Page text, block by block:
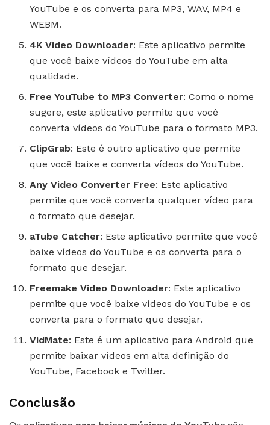
YouTube e os converta para MP3, WAV, MP4 e
WEBM.
4K Video Downloader: Este aplicativo permite
que você baixe vídeos do YouTube em alta
qualidade.
Free YouTube to MP3 Converter: Como o nome
sugere, este aplicativo permite que você
converta vídeos do YouTube para o formato MP3.
ClipGrab: Este é outro aplicativo que permite
que você baixe e converta vídeos do YouTube.
Any Video Converter Free: Este aplicativo
permite que você converta qualquer vídeo para
o formato que desejar.
aTube Catcher: Este aplicativo permite que você
baixe vídeos do YouTube e os converta para o
formato que desejar.
Freemake Video Downloader: Este aplicativo
permite que você baixe vídeos do YouTube e os
converta para o formato que desejar.
VidMate: Este é um aplicativo para Android que
permite baixar vídeos em alta definição do
YouTube, Facebook e Twitter.
Conclusão